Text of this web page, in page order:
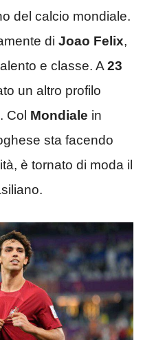
del calcio mondiale.
di Joao Felix,
e classe. A 23
un altro profilo
. Col Mondiale in
sta facendo
è tornato di moda il